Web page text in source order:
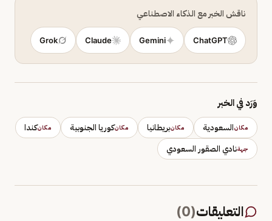
ناقش الخبر مع الذكاء الاصطناعي
ChatGPT
Gemini
Claude
Grok
وَرَد في الخبر
مكانالسعودية مكانبريطانيا مكانكوريا الجنوبية مكانكندا
جهةنادي الصقور السعودي
التعليقات(
0
)